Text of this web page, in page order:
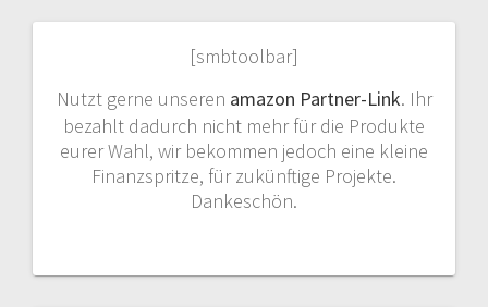
[smbtoolbar]
Nutzt gerne unseren amazon Partner-Link. Ihr
bezahlt dadurch nicht mehr für die Produkte
eurer Wahl, wir bekommen jedoch eine kleine
Finanzspritze, für zukünftige Projekte.
Dankeschön.